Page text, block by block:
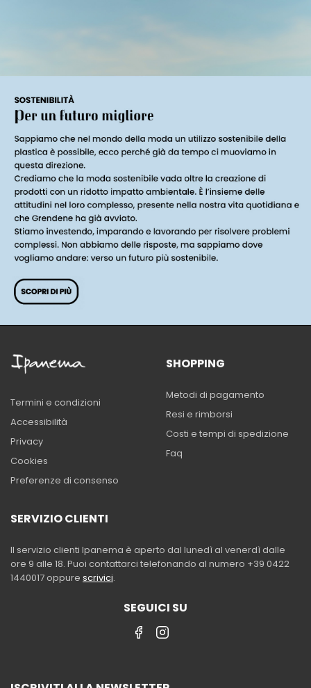
Termini e condizioni
Accessibilità
Privacy
Cookies
Preferenze di consenso
SHOPPING
Metodi di pagamento
Resi e rimborsi
Costi e tempi di spedizione
Faq
SERVIZIO CLIENTI
Il servizio clienti Ipanema è aperto dal lunedì al venerdì dalle
ore 9 alle 18. Puoi contattarci telefonando al numero +39 0422
1440017 oppure scrivici.
SEGUICI SU